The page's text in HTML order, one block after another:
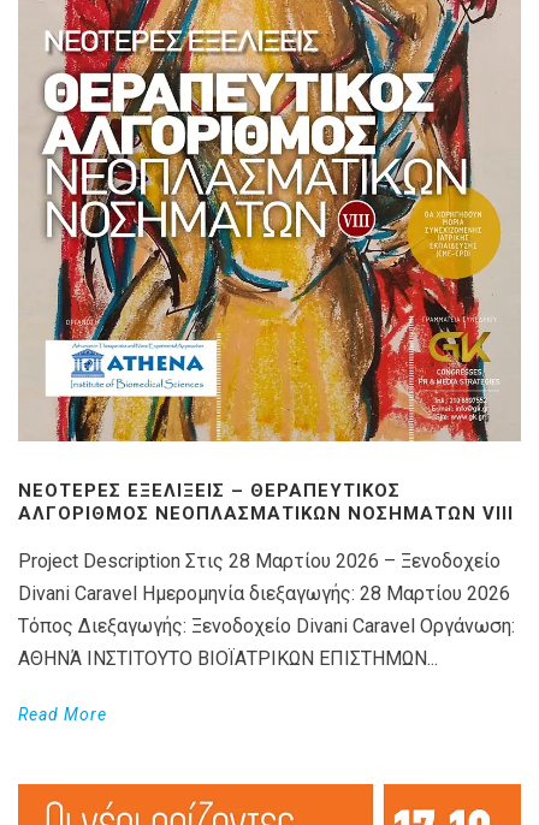
ΝΕΌΤΕΡΕΣ ΕΞΕΛΊΞΕΙΣ – ΘΕΡΑΠΕΥΤΙΚΌΣ
ΑΛΓΌΡΙΘΜΟΣ ΝΕΟΠΛΑΣΜΑΤΙΚΏΝ ΝΟΣΗΜΆΤΩΝ VIIΙ
Project Description Στις 28 Μαρτίου 2026 – Ξενοδοχείο
Divani Caravel Ημερομηνία διεξαγωγής: 28 Μαρτίου 2026
Τόπος Διεξαγωγής: Ξενοδοχείο Divani Caravel Οργάνωση:
ΑΘΗΝΆ ΙΝΣΤΙΤΟΥΤΟ ΒΙΟΪΑΤΡΙΚΩΝ ΕΠΙΣΤΗΜΩΝ...
Read More